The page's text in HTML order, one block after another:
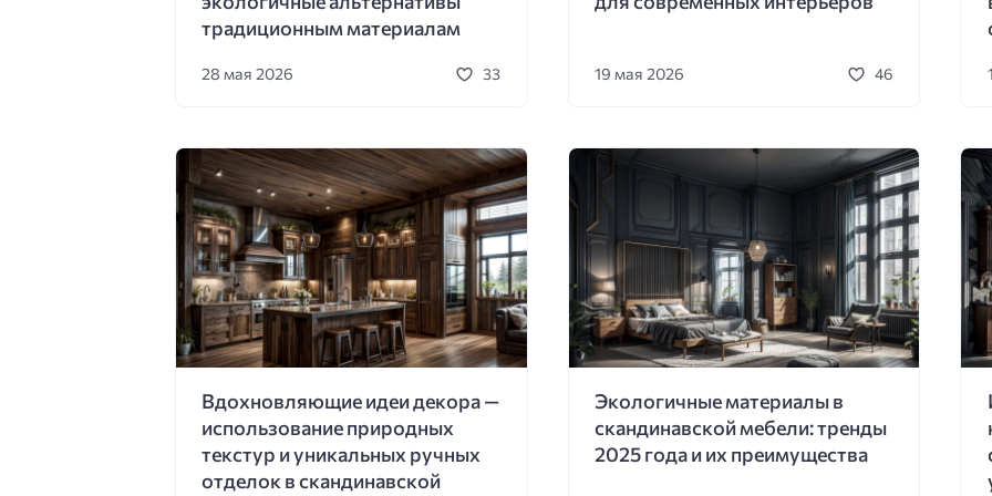
традиционным материалам
28 мая 2026 33 19 мая 2026 46
Вдохновляющие идеи декора —
использование природных
текстур и уникальных ручных
отделок в скандинавской
Экологичные материалы в
скандинавской мебели: тренды
2025 года и их преимущества